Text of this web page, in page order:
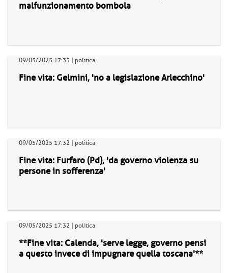
malfunzionamento bombola
09/05/2025 17:33 | politica
Fine vita: Gelmini, 'no a legislazione Arlecchino'
09/05/2025 17:32 | politica
Fine vita: Furfaro (Pd), 'da governo violenza su
persone in sofferenza'
09/05/2025 17:32 | politica
**Fine vita: Calenda, 'serve legge, governo pensi
a questo invece di impugnare quella toscana'**